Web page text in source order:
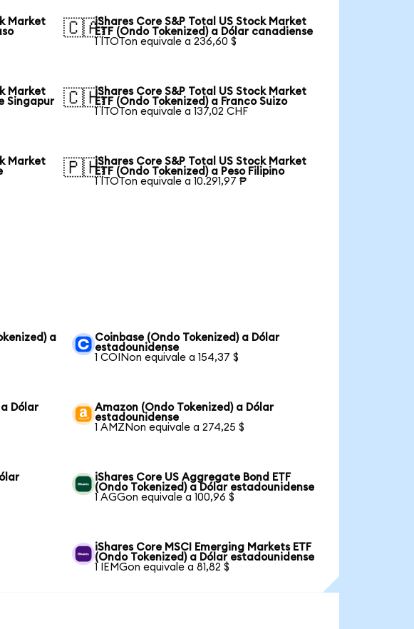
Market
🇨🇦iShares Core S&P Total US Stock Market
ETF (Ondo Tokenized) a Dólar canadiense
1 ITOTon equivale a 236,60 $
Market
Singapur
🇨🇭iShares Core S&P Total US Stock Market
ETF (Ondo Tokenized) a Franco Suizo
1 ITOTon equivale a 137,02 CHF
Market
🇵🇭iShares Core S&P Total US Stock Market
ETF (Ondo Tokenized) a Peso Filipino
1 ITOTon equivale a 10.291,97 ₱
a
Coinbase (Ondo Tokenized) a Dólar
estadounidense
1 COINon equivale a 154,37 $
a Dólar
Amazon (Ondo Tokenized) a Dólar
estadounidense
1 AMZNon equivale a 274,25 $
iShares Core US Aggregate Bond ETF
(Ondo Tokenized) a Dólar estadounidense
1 AGGon equivale a 100,96 $
iShares Core MSCI Emerging Markets ETF
(Ondo Tokenized) a Dólar estadounidense
1 IEMGon equivale a 81,82 $